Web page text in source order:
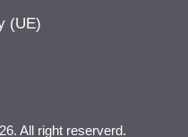
(UE)
All right reserverd.